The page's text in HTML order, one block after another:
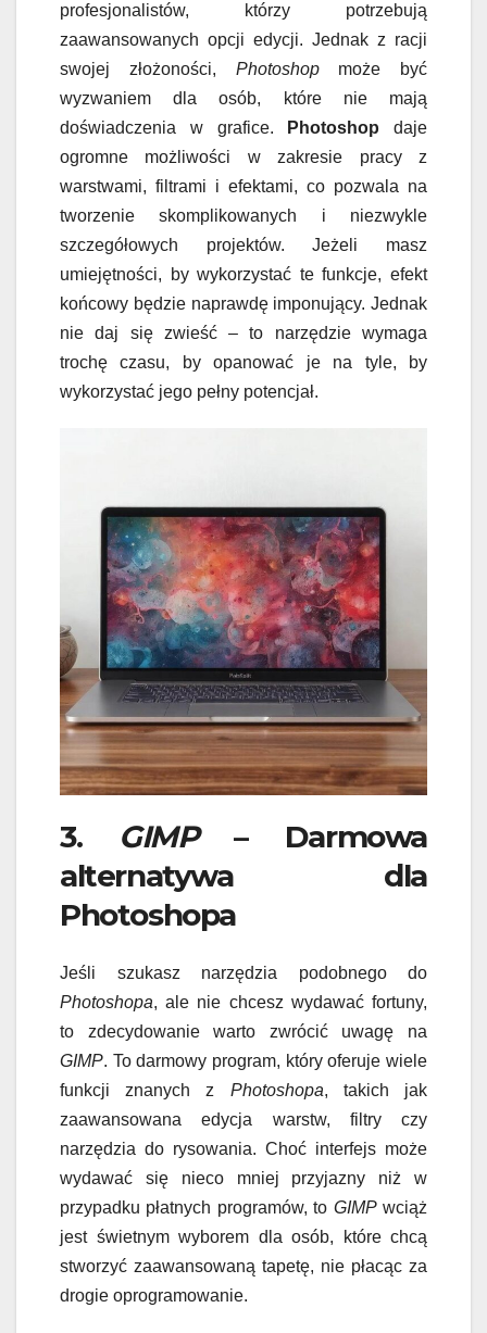
profesjonalistów, którzy potrzebują
zaawansowanych opcji edycji. Jednak z racji
swojej złożoności, Photoshopmoże być
wyzwaniem dla osób, które nie mają
doświadczenia w grafice.
Photoshop daje
ogromne możliwości w zakresie pracy z
warstwami, filtrami i efektami, co pozwala na
tworzenie skomplikowanych i niezwykle
szczegółowych projektów. Jeżeli masz
umiejętności, by wykorzystać te funkcje, efekt
końcowy będzie naprawdę imponujący. Jednak
nie daj się zwieść – to narzędzie wymaga
trochę czasu, by opanować je na tyle, by
wykorzystać jego pełny potencjał.
3. GIMP– Darmowa
alternatywa dla
Photoshopa
Jeśli szukasz narzędzia podobnego do
Photoshopa, ale nie chcesz wydawać fortuny,
to zdecydowanie warto zwrócić uwagę na
GIMP. To darmowy program, który oferuje wiele
funkcji znanych z Photoshopa, takich jak
zaawansowana edycja warstw, filtry czy
narzędzia do rysowania. Choć interfejs może
wydawać się nieco mniej przyjazny niż w
przypadku płatnych programów, to GIMPwciąż
jest świetnym wyborem dla osób, które chcą
stworzyć zaawansowaną tapetę, nie płacąc za
drogie oprogramowanie.